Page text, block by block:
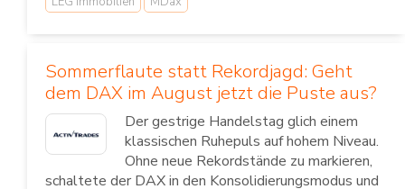
Sommerflaute statt Rekordjagd: Geht
dem DAX im August jetzt die Puste aus?
Der gestrige Handelstag glich einem
klassischen Ruhepuls auf hohem Niveau.
Ohne neue Rekordstände zu markieren,
schaltete der DAX in den Konsolidierungsmodus und